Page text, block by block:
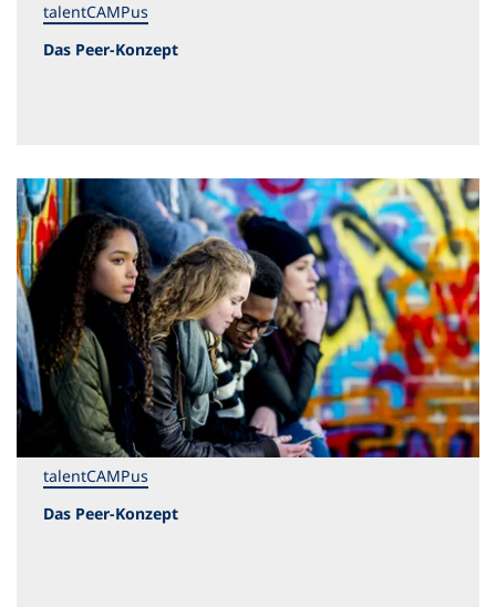
talentCAMPus
Das Peer-Konzept
talentCAMPus
Das Peer-Konzept